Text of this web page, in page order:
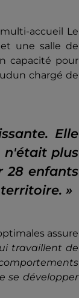
accueil Le
une salle de
capacité pour
chargé de
Elle
n'était plus
28 enfants
»
assure
travaillent de
se développer